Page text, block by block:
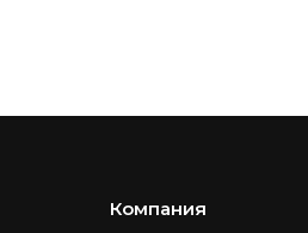
Компания